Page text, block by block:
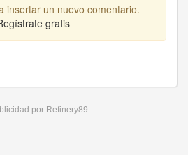
insertar un nuevo comentario.
gratis
por Refinery89